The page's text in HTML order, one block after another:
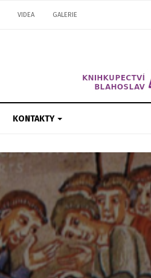
VIDEA GALERIE
KONTAKTY